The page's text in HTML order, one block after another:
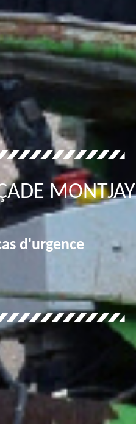
MONTJAY
d'urgence